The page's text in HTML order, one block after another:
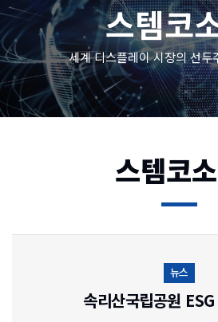
스템코
세계 디스플레이 시장의 선두
스템코
뉴스
속리산국립공원